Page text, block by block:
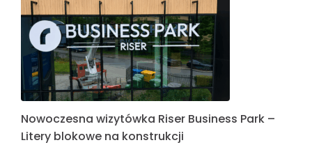
Realizacja oznakowania dla Power Tech